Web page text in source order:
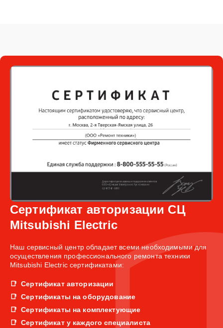
Сертификат авторизации СЦ
Mitsubishi Electric
Наш сервисный центр обладает всеми необходимыми для
осуществления профессионального ремонта техники
Mitsubishi Electric сертификатами:
Сертификат авторизации
Сертификаты на оборудование
Сертификаты на комплектующие
Сертификат у каждого специалиста